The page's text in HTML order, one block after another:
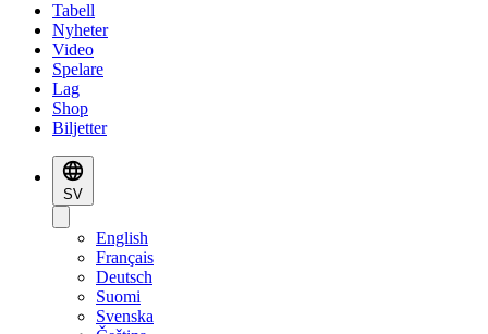
Tabell
Nyheter
Video
Spelare
Lag
Shop
Biljetter
SV
English
Français
Deutsch
Suomi
Svenska